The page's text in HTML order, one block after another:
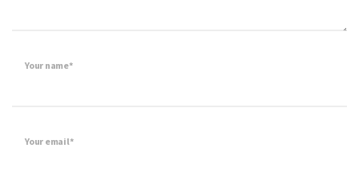
Your name*
Your email*